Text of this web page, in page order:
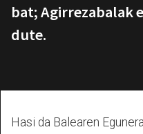
bat; Agirrezabalak
dute.
Hasi da Balearen